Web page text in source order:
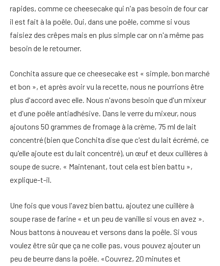
rapides, comme ce cheesecake qui n'a pas besoin de four car
il est fait à la poêle. Oui, dans une poêle, comme si vous
faisiez des crêpes mais en plus simple car on n'a même pas
besoin de le retourner.
Conchita assure que ce cheesecake est « simple, bon marché
et bon », et après avoir vu la recette, nous ne pourrions être
plus d'accord avec elle. Nous n'avons besoin que d'un mixeur
et d'une poêle antiadhésive. Dans le verre du mixeur, nous
ajoutons 50 grammes de fromage à la crème, 75 ml de lait
concentré (bien que Conchita dise que c'est du lait écrémé, ce
qu'elle ajoute est du lait concentré), un œuf et deux cuillères à
soupe de sucre. « Maintenant, tout cela est bien battu »,
explique-t-il.
Une fois que vous l'avez bien battu, ajoutez une cuillère à
soupe rase de farine « et un peu de vanille si vous en avez ».
Nous battons à nouveau et versons dans la poêle. Si vous
voulez être sûr que ça ne colle pas, vous pouvez ajouter un
peu de beurre dans la poêle. «Couvrez, 20 minutes et